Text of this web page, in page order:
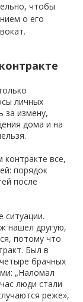
чтобы
о его
личных
за измену,
дома и на
все,
порядок
после
ситуации.
нашел другую,
потому что
Был в
брачных
„Наломал
люди стали
реже»,